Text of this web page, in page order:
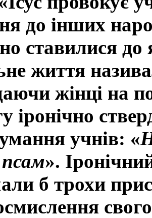
до інших
ставилися до
життя
жінці на
іронічно
учнів: «
».
б трохи